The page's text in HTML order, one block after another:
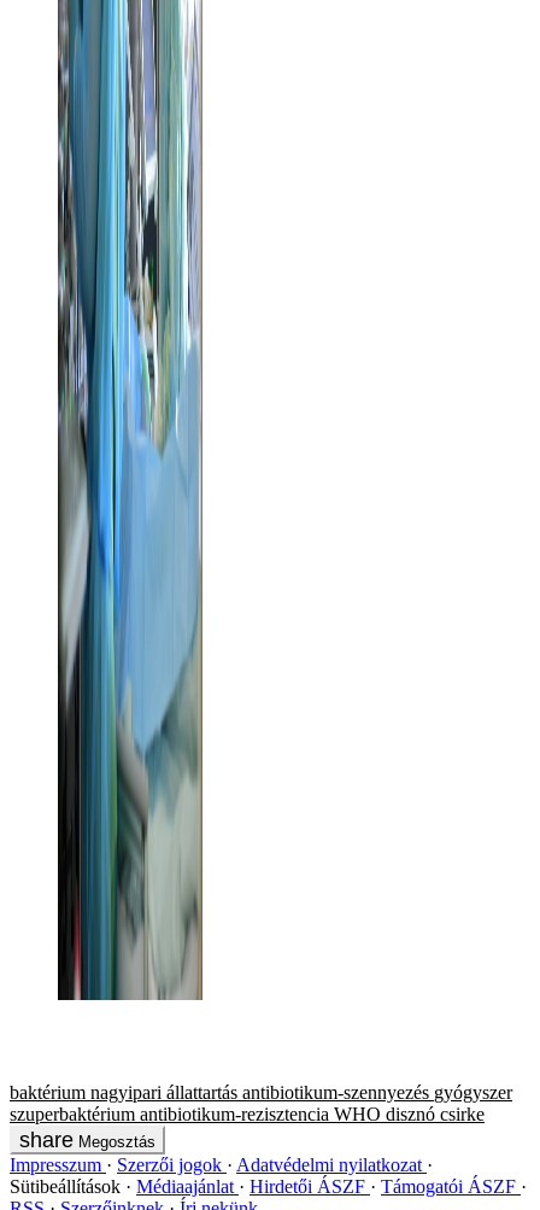
baktérium nagyipari állattartás antibiotikum-szennyezés gyógyszer
szuperbaktérium antibiotikum-rezisztencia WHO disznó csirke
Megosztás
Impresszum Szerzői jogok
Adatvédelmi nyilatkozat
Sütibeállítások
Médiaajánlat Hirdetői ÁSZF
Támogatói ÁSZF